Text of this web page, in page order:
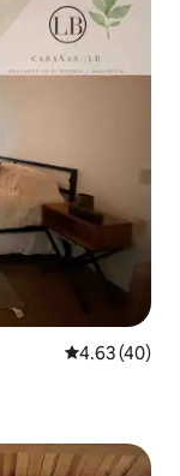
レビュー40
4.63 (40)